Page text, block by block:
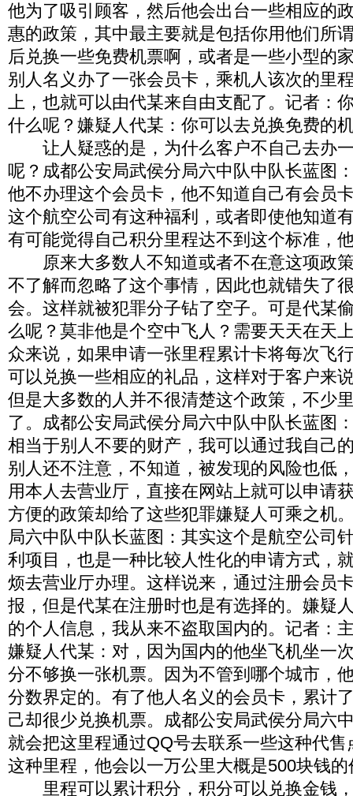
他为了吸引顾客，然后他会出台一些相应的
惠的政策，其中最主要就是包括你用他们所
后兑换一些免费机票啊，或者是一些小型的
别人名义办了一张会员卡，乘机人该次的里
上，也就可以由代某来自由支配了。记者：
什么呢？嫌疑人代某：你可以去兑换免费的
让人疑惑的是，为什么客户不自己去办
呢？成都公安局武侯分局六中队中队长蓝图
他不办理这个会员卡，他不知道自己有会员
这个航空公司有这种福利，或者即使他知道
有可能觉得自己积分里程达不到这个标准，
原来大多数人不知道或者不在意这项政
不了解而忽略了这个事情，因此也就错失了
会。这样就被犯罪分子钻了空子。可是代某
么呢？莫非他是个空中飞人？需要天天在天
众来说，如果申请一张里程累计卡将每次飞
可以兑换一些相应的礼品，这样对于客户来
但是大多数的人并不很清楚这个政策，不少
了。成都公安局武侯分局六中队中队长蓝图
相当于别人不要的财产，我可以通过我自己
别人还不注意，不知道，被发现的风险也低
用本人去营业厅，直接在网站上就可以申请
方便的政策却给了这些犯罪嫌疑人可乘之机
局六中队中队长蓝图：其实这个是航空公司
利项目，也是一种比较人性化的申请方式，
烦去营业厅办理。这样说来，通过注册会员
报，但是代某在注册时也是有选择的。嫌疑
的个人信息，我从来不盗取国内的。记者：
嫌疑人代某：对，因为国内的他坐飞机坐一
分不够换一张机票。因为不管到哪个城市，
分数界定的。有了他人名义的会员卡，累计
己却很少兑换机票。成都公安局武侯分局六
就会把这里程通过QQ号去联系一些这种代
这种里程，他会以一万公里大概是500块钱
里程可以累计积分，积分可以兑换金钱